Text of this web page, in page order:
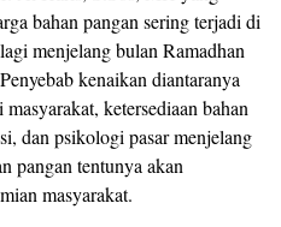
bahan pangan sering terjadi di
menjelang bulan Ramadhan
kenaikan diantaranya
ketersediaan bahan
dan psikologi pasar menjelang
pangan tentunya akan
masyarakat.